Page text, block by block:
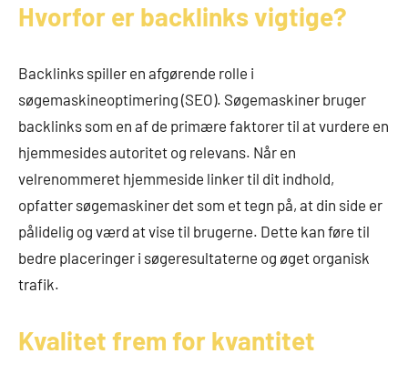
Hvorfor er backlinks vigtige?
Backlinks spiller en afgørende rolle i
søgemaskineoptimering (SEO). Søgemaskiner bruger
backlinks som en af de primære faktorer til at vurdere en
hjemmesides autoritet og relevans. Når en
velrenommeret hjemmeside linker til dit indhold,
opfatter søgemaskiner det som et tegn på, at din side er
pålidelig og værd at vise til brugerne. Dette kan føre til
bedre placeringer i søgeresultaterne og øget organisk
trafik.
Kvalitet frem for kvantitet